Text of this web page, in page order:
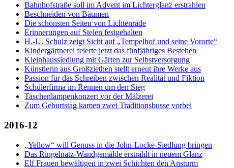
Bahnhofstraße soll im Advent im Lichterglanz erstrahlen
Beschneiden von Bäumen
Die schönsten Seiten von Lichtenrade
Erinnerungen auf Stelen festgehalten
H.-U. Schulz zeigt Sicht auf „Tempelhof und seine Vororte“
Kindergärtnerei feierte jetzt das fünfjähriges Bestehen
Kleinhaussiedlung mit Gärten zur Selbstversorgung
Künstlerin aus Großziethen stellt erneut ihre Werke aus
Passion für das Schreiben zwischen Realität und Fiktion
Schülerfirma im Rennen um den Sieg
Taschenlampenkonzert vor der Mälzerei
Zum Geburtstag kamen zwei Traditionsbusse vorbei
2016-12
„Yellow“ will Genuss in die John-Locke-Siedlung bringen
Das Ringelnatz-Wandgemälde erstrahlt in neuem Glanz
Elf Frauen bewältigen in zwei Schichten den Ansturm